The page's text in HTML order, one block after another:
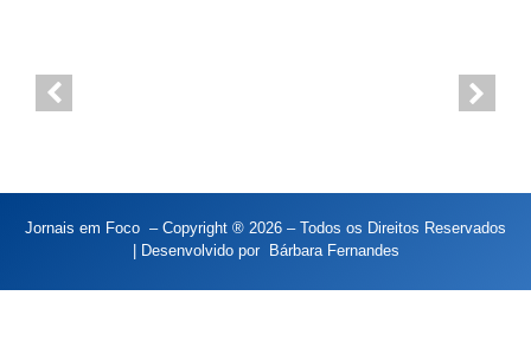
Jornais em Foco – Copyright ® 2026 – Todos os Direitos Reservados
| Desenvolvido por Bárbara Fernandes